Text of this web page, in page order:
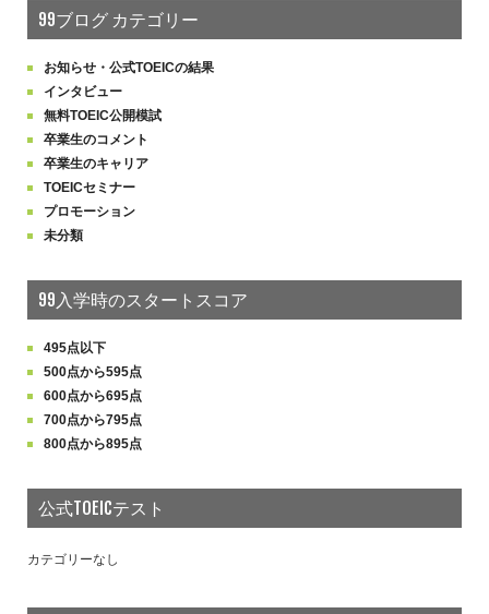
99ブログ カテゴリー
お知らせ・公式TOEICの結果
インタビュー
無料TOEIC公開模試
卒業生のコメント
卒業生のキャリア
TOEICセミナー
プロモーション
未分類
99入学時のスタートスコア
495点以下
500点から595点
600点から695点
700点から795点
800点から895点
公式TOEICテスト
カテゴリーなし